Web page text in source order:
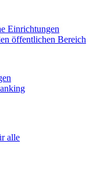
Einrichtungen
öffentlichen Bereich
alle